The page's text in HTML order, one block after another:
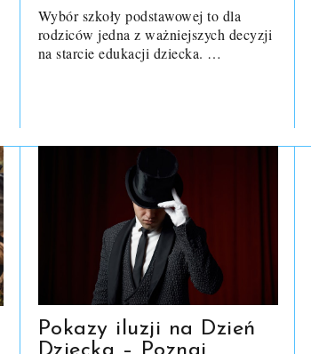
Wybór szkoły podstawowej to dla
rodziców jedna z ważniejszych decyzji
na starcie edukacji dziecka. …
Pokazy iluzji na Dzień